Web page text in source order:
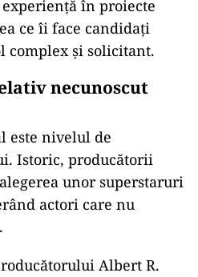
în proiecte
ce îi face candidați
și solicitant.
necunoscut
este nivelul de
Istoric, producătorii
unor superstaruri
actori care nu
Albert R.